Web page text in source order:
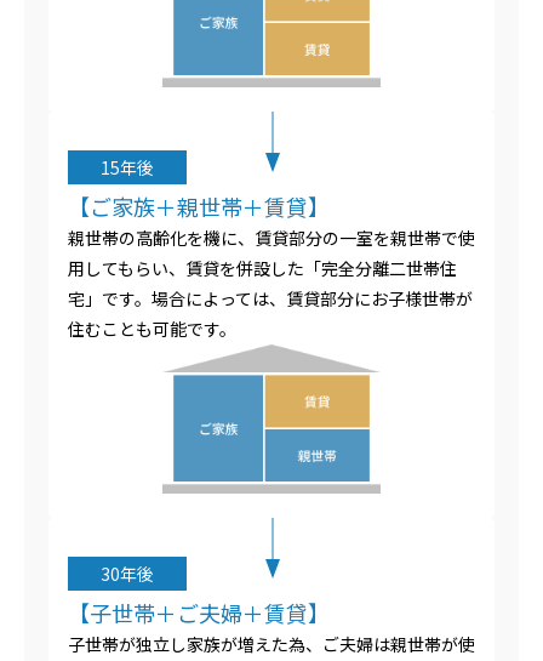
15年後
【ご家族＋親世帯＋賃貸】
親世帯の高齢化を機に、賃貸部分の一室を親世帯で使
用してもらい、賃貸を併設した「完全分離二世帯住
宅」です。場合によっては、賃貸部分にお子様世帯が
住むことも可能です。
30年後
【子世帯＋ご夫婦＋賃貸】
子世帯が独立し家族が増えた為、ご夫婦は親世帯が使